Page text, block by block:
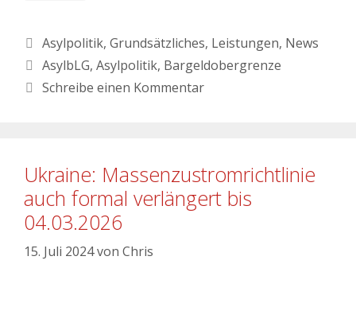
Asylpolitik, Grundsätzliches, Leistungen, News
AsylbLG, Asylpolitik, Bargeldobergrenze
Schreibe einen Kommentar
Ukraine: Massenzustromrichtlinie
auch formal verlängert bis
04.03.2026
15. Juli 2024von Chris